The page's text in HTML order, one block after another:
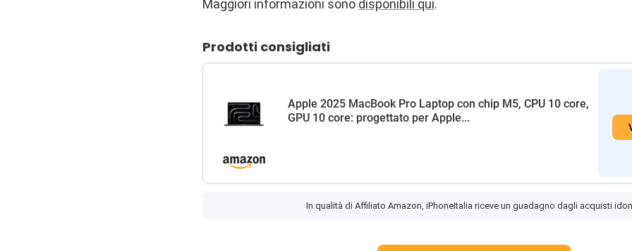
Maggiori informazioni sono disponibili qui.
Prodotti consigliati
Apple 2025 MacBook Pro Laptop con chip M5, CPU 10 core,
GPU 10 core: progettato per Apple...
In qualità di Affiliato Amazon, iPhoneItalia riceve un guadagno dagli acquisti